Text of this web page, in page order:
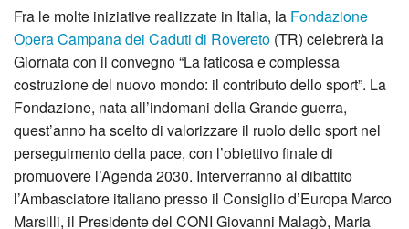
Fra le molte iniziative realizzate in Italia, la Fondazione
Opera Campana dei Caduti di Rovereto (TR) celebrerà la
Giornata con il convegno “La faticosa e complessa
costruzione del nuovo mondo: il contributo dello sport”. La
Fondazione, nata all’indomani della Grande guerra,
quest’anno ha scelto di valorizzare il ruolo dello sport nel
perseguimento della pace, con l’obiettivo finale di
promuovere l’Agenda 2030. Interverranno al dibattito
l’Ambasciatore italiano presso il Consiglio d’Europa Marco
Marsilli, il Presidente del CONI Giovanni Malagò, Maria